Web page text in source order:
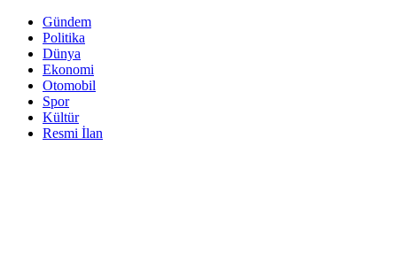
Gündem
Politika
Dünya
Ekonomi
Otomobil
Spor
Kültür
Resmi İlan